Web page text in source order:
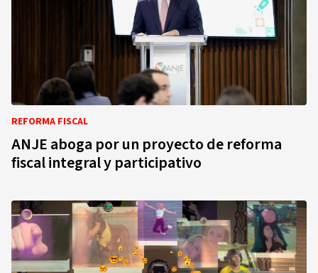
REFORMA FISCAL
ANJE aboga por un proyecto de reforma
fiscal integral y participativo